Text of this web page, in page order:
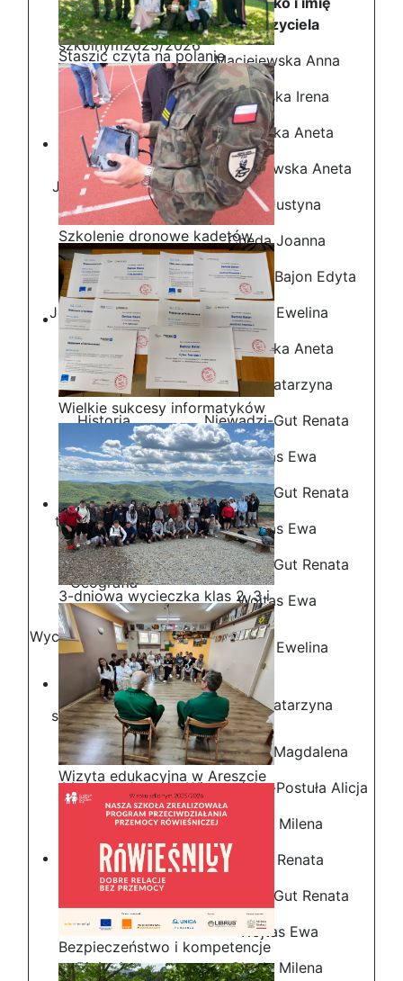
Akademii CISCO w roku
szkolnym2025/2026
Staszic czyta na polanie
Szkolenie dronowe kadetów
OPW w Staszicu
Wielkie sukcesy informatyków
ze Staszica w Akademii
CISCO!
3-dniowa wycieczka klas 2, 3 i
4 technikum w Bieszczady
Wizyta edukacyjna w Areszcie
Śledczym w Radomiu
Bezpieczeństwo i kompetencje
uczniów - nasz priorytet
Przedmiot
Nauczyciela
Język polski
Maciejewska Anna
Kotowska Irena
Język angielski
Grobelska Aneta
Zwierzchowska Aneta
Foss Justyna
Cheda Joanna
Język niemiecki
Durazińska-Bajon Edyta
Podlak Ewelina
Grobelska Aneta
Historia
Koriat Katarzyna
Niewadzi-Gut Renata
Wojtas Ewa
Historia i
teraźniejszość
Niewadzi-Gut Renata
Wojtas Ewa
Geografia
Niewadzi-Gut Renata
Wojtas Ewa
Wychowanie do życia
w rodzinie
Podlak Ewelina
Wiedza o
społeczeństwie
Koriat Katarzyna
Matematyka
Jastalska Magdalena
Wietrzyńska-Postuła Alicja
Cheda Milena
Fizyka
Pypeć Renata
Geografia
Niewadzi-Gut Renata
Wojtas Ewa
Biologia
Cheda Milena